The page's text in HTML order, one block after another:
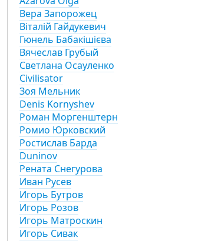
Вера Запорожец
Віталій Гайдукевич
Гюнель Бабакішієва
Вячеслав Грубый
Cветлана Осауленко
Civilisator
Зоя Мельник
Denis Kornyshev
Роман Моргенштерн
Ромио Юрковский
Ростислав Барда
Duninov
Рената Снегурова
Иван Русев
Игорь Бутров
Игорь Розов
Игорь Матроскин
Игорь Сивак